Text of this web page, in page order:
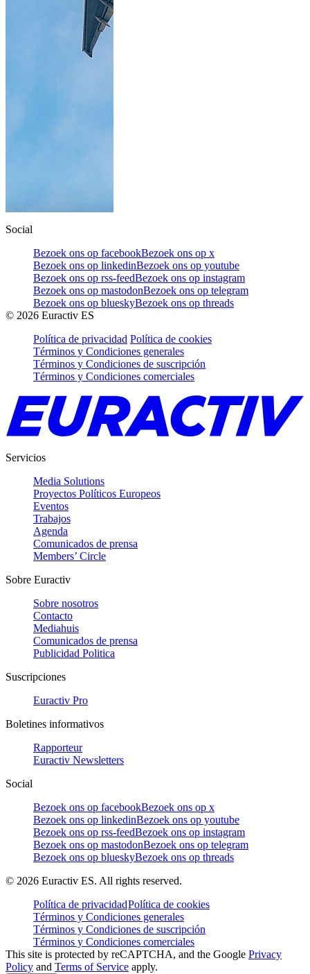
Social
Bezoek ons op facebookBezoek ons op x
Bezoek ons op linkedinBezoek ons op youtube
Bezoek ons op rss-feedBezoek ons op instagram
Bezoek ons op mastodonBezoek ons op telegram
Bezoek ons op blueskyBezoek ons op threads
© 2026 Euractiv ES
Política de privacidad Política de cookies
Términos y Condiciones generales
Términos y Condiciones de suscripción
Términos y Condiciones comerciales
Servicios
Media Solutions
Proyectos Políticos Europeos
Eventos
Trabajos
Agenda
Comunicados de prensa
Members’ Circle
Sobre Euractiv
Sobre nosotros
Contacto
Mediahuis
Comunicados de prensa
Publicidad Politica
Suscripciones
Euractiv Pro
Boletines informativos
Rapporteur
Euractiv Newsletters
Social
Bezoek ons op facebookBezoek ons op x
Bezoek ons op linkedinBezoek ons op youtube
Bezoek ons op rss-feedBezoek ons op instagram
Bezoek ons op mastodonBezoek ons op telegram
Bezoek ons op blueskyBezoek ons op threads
© 2026 Euractiv ES. All rights reserved.
Política de privacidadPolítica de cookies
Términos y Condiciones generales
Términos y Condiciones de suscripción
Términos y Condiciones comerciales
This site is protected by reCAPTCHA, and the Google Privacy
Policy and Terms of Service apply.